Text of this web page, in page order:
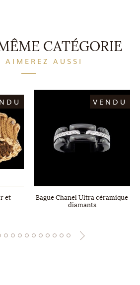
CATÉGORIE
AIMEREZ AUSSI
et
VENDU
Bague Chanel Ultra céramique
diamants